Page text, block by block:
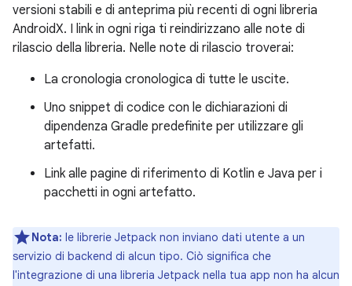
versioni stabili e di anteprima più recenti di ogni libreria
AndroidX. I link in ogni riga ti reindirizzano alle note di
rilascio della libreria. Nelle note di rilascio troverai:
La cronologia cronologica di tutte le uscite.
Uno snippet di codice con le dichiarazioni di
dipendenza Gradle predefinite per utilizzare gli
artefatti.
Link alle pagine di riferimento di Kotlin e Java per i
pacchetti in ogni artefatto.
Nota: le librerie Jetpack non inviano dati utente a un
servizio di backend di alcun tipo. Ciò significa che
l'integrazione di una libreria Jetpack nella tua app non ha alcun